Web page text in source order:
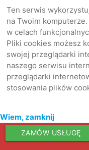
Ten serwis
na Twoim
w celach
Pliki cookies możesz
swojej przeglądarki
naszego serwisu
przeglądarki
stosowania plików
Wiem, zamknij
ZAMÓW USŁUGĘ